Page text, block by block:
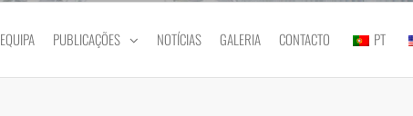
EQUIPA PUBLICAÇÕES NOTÍCIAS GALERIA CONTACTO PT